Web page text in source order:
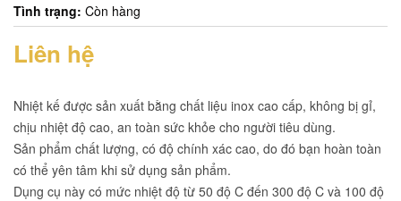
Tình trạng: Còn hàng
Liên hệ
Nhiệt kế được sản xuất bằng chất liệu inox cao cấp, không bị gỉ,
chịu nhiệt độ cao, an toàn sức khỏe cho người tiêu dùng.
Sản phẩm chất lượng, có độ chính xác cao, do đó bạn hoàn toàn
có thể yên tâm khi sử dụng sản phẩm.
Dụng cụ này có mức nhiệt độ từ 50 độ C đến 300 độ C và 100 độ